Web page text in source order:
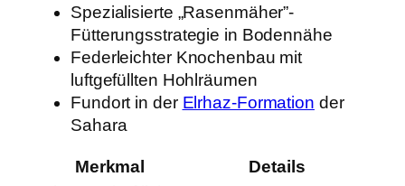
Spezialisierte „Rasenmäher”-
Fütterungsstrategie in Bodennähe
Federleichter Knochenbau mit
luftgefüllten Hohlräumen
Fundort in der Elrhaz-Formation der
Sahara
Merkmal
Details